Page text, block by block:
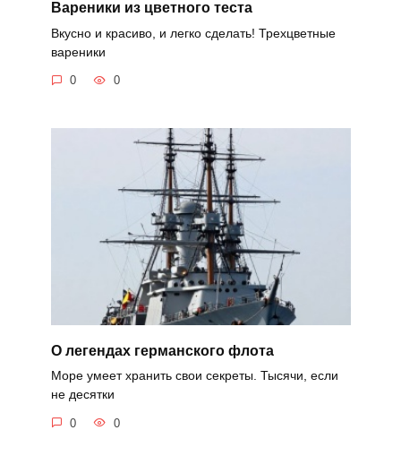
Вареники из цветного теста
Вкусно и красиво, и легко сделать! Трехцветные
вареники
0 0
О легендах германского флота
Море умеет хранить свои секреты. Тысячи, если
не десятки
0 0